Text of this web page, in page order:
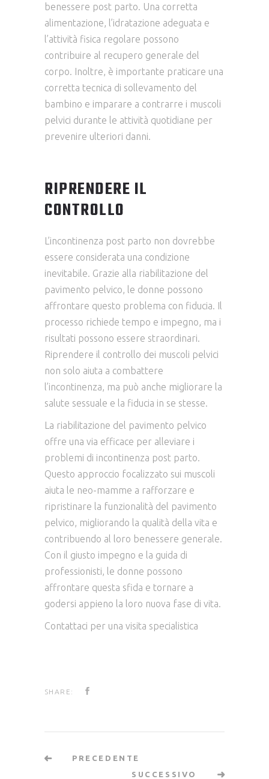
benessere post parto. Una corretta
alimentazione, l’idratazione adeguata e
l’attività fisica regolare possono
contribuire al recupero generale del
corpo. Inoltre, è importante praticare una
corretta tecnica di sollevamento del
bambino e imparare a contrarre i muscoli
pelvici durante le attività quotidiane per
prevenire ulteriori danni.
RIPRENDERE IL
CONTROLLO
L’incontinenza post parto non dovrebbe
essere considerata una condizione
inevitabile. Grazie alla riabilitazione del
pavimento pelvico, le donne possono
affrontare questo problema con fiducia. Il
processo richiede tempo e impegno, ma i
risultati possono essere straordinari.
Riprendere il controllo dei muscoli pelvici
non solo aiuta a combattere
l’incontinenza, ma può anche migliorare la
salute sessuale e la fiducia in se stesse.
La riabilitazione del pavimento pelvico
offre una via efficace per alleviare i
problemi di incontinenza post parto.
Questo approccio focalizzato sui muscoli
aiuta le neo-mamme a rafforzare e
ripristinare la funzionalità del pavimento
pelvico, migliorando la qualità della vita e
contribuendo al loro benessere generale.
Con il giusto impegno e la guida di
professionisti, le donne possono
affrontare questa sfida e tornare a
godersi appieno la loro nuova fase di vita.
Contattaci per una visita specialistica
SHARE:
PRECEDENTE
SUCCESSIVO